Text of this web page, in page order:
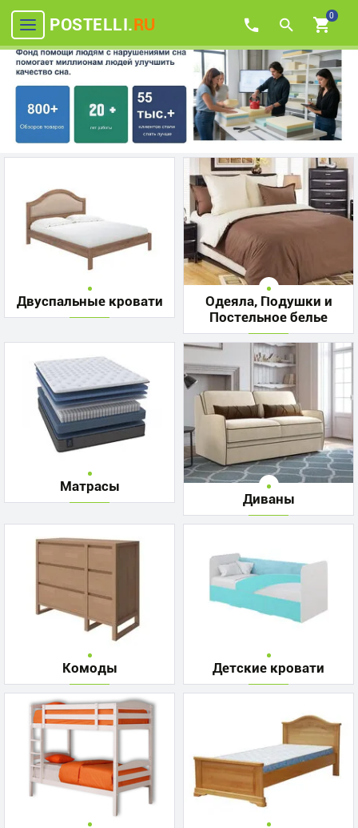
POSTELLI.RU 0
Двуспальные кровати
Одеяла, Подушки и
Постельное белье
Матрасы
Диваны
Комоды Детские кровати